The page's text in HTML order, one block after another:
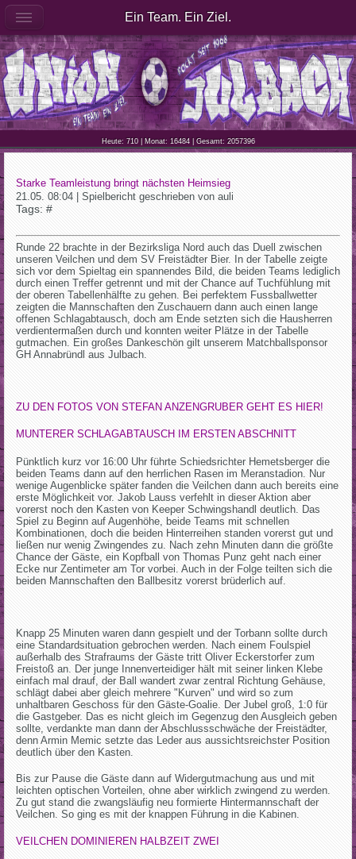
Heute: 710 | Monat: 16484 | Gesamt: 2057396
Starke Teamleistung bringt nächsten Heimsieg
21.05. 08:04 | Spielbericht geschrieben von auli
Tags: #
Runde 22 brachte in der Bezirksliga Nord auch das Duell zwischen
unseren Veilchen und dem SV Freistädter Bier. In der Tabelle zeigte
sich vor dem Spieltag ein spannendes Bild, die beiden Teams lediglich
durch einen Treffer getrennt und mit der Chance auf Tuchfühlung mit
der oberen Tabellenhälfte zu gehen. Bei perfektem Fussballwetter
zeigten die Mannschaften den Zuschauern dann auch einen lange
offenen Schlagabtausch, doch am Ende setzten sich die Hausherren
verdientermaßen durch und konnten weiter Plätze in der Tabelle
gutmachen. Ein großes Dankeschön gilt unserem Matchballsponsor
GH Annabründl aus Julbach.
ZU DEN FOTOS VON STEFAN ANZENGRUBER GEHT ES HIER!
MUNTERER SCHLAGABTAUSCH IM ERSTEN ABSCHNITT
Pünktlich kurz vor 16:00 Uhr führte Schiedsrichter Hemetsberger die
beiden Teams dann auf den herrlichen Rasen im Meranstadion. Nur
wenige Augenblicke später fanden die Veilchen dann auch bereits eine
erste Möglichkeit vor. Jakob Lauss verfehlt in dieser Aktion aber
vorerst noch den Kasten von Keeper Schwingshandl deutlich. Das
Spiel zu Beginn auf Augenhöhe, beide Teams mit schnellen
Kombinationen, doch die beiden Hinterreihen standen vorerst gut und
ließen nur wenig Zwingendes zu. Nach zehn Minuten dann die größte
Chance der Gäste, ein Kopfball von Thomas Punz geht nach einer
Ecke nur Zentimeter am Tor vorbei. Auch in der Folge teilten sich die
beiden Mannschaften den Ballbesitz vorerst brüderlich auf.
Knapp 25 Minuten waren dann gespielt und der Torbann sollte durch
eine Standardsituation gebrochen werden. Nach einem Foulspiel
außerhalb des Strafraums der Gäste tritt Oliver Eckerstorfer zum
Freistoß an. Der junge Innenverteidiger hält mit seiner linken Klebe
einfach mal drauf, der Ball wandert zwar zentral Richtung Gehäuse,
schlägt dabei aber gleich mehrere "Kurven" und wird so zum
unhaltbaren Geschoss für den Gäste-Goalie. Der Jubel groß, 1:0 für
die Gastgeber. Das es nicht gleich im Gegenzug den Ausgleich geben
sollte, verdankte man dann der Abschlussschwäche der Freistädter,
denn Armin Memic setzte das Leder aus aussichtsreichster Position
deutlich über den Kasten.
Bis zur Pause die Gäste dann auf Widergutmachung aus und mit
leichten optischen Vorteilen, ohne aber wirklich zwingend zu werden.
Zu gut stand die zwangsläufig neu formierte Hintermannschaft der
Veilchen. So ging es mit der knappen Führung in die Kabinen.
VEILCHEN DOMINIEREN HALBZEIT ZWEI
Ein Team. Ein Ziel.